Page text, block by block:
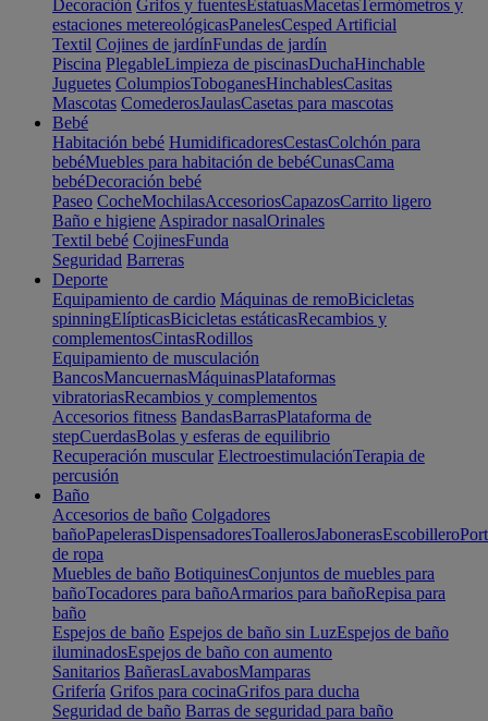
Decoración Grifos y fuentesEstatuasMacetasTermómetros y
estaciones metereológicasPanelesCesped Artificial
Textil Cojines de jardínFundas de jardín
Piscina PlegableLimpieza de piscinasDuchaHinchable
Juguetes ColumpiosToboganesHinchablesCasitas
Mascotas ComederosJaulasCasetas para mascotas
Bebé
Habitación bebé HumidificadoresCestasColchón para
bebéMuebles para habitación de bebéCunasCama
bebéDecoración bebé
Paseo CocheMochilasAccesoriosCapazosCarrito ligero
Baño e higiene Aspirador nasalOrinales
Textil bebé CojinesFunda
Seguridad Barreras
Deporte
Equipamiento de cardio Máquinas de remoBicicletas
spinningElípticasBicicletas estáticasRecambios y
complementosCintasRodillos
Equipamiento de musculación
BancosMancuernasMáquinasPlataformas
vibratoriasRecambios y complementos
Accesorios fitness BandasBarrasPlataforma de
stepCuerdasBolas y esferas de equilibrio
Recuperación muscular ElectroestimulaciónTerapia de
percusión
Baño
Accesorios de baño Colgadores
bañoPapelerasDispensadoresToallerosJabonerasEscobillero
de ropa
Muebles de baño BotiquinesConjuntos de muebles para
bañoTocadores para bañoArmarios para bañoRepisa para
baño
Espejos de baño Espejos de baño sin LuzEspejos de baño
iluminadosEspejos de baño con aumento
Sanitarios BañerasLavabosMamparas
Grifería Grifos para cocinaGrifos para ducha
Seguridad de baño Barras de seguridad para baño